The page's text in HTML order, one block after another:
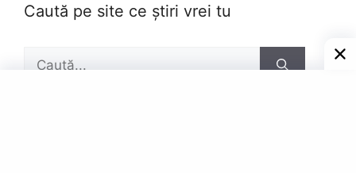
Caută pe site ce știri vrei tu
după: